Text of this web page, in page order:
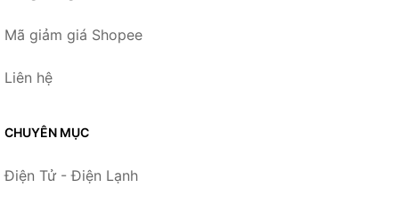
Mã giảm giá Shopee
Liên hệ
CHUYÊN MỤC
Điện Tử - Điện Lạnh